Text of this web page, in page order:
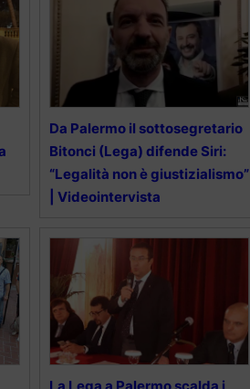
Da Palermo il sottosegretario
Bitonci (Lega) difende Siri:
“Legalità non è giustizialismo”
| Videointervista
La Lega a Palermo scalda i